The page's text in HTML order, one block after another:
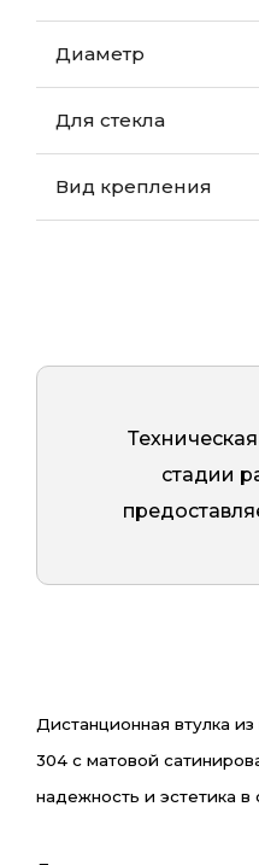
Диаметр
Для стекла
Вид крепления
стадии
Дистанционная втулка
304 с матовой
надежность и эстетика